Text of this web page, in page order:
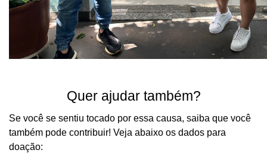
Quer ajudar também?
Se você se sentiu tocado por essa causa, saiba que você
também pode contribuir! Veja abaixo os dados para
doação: